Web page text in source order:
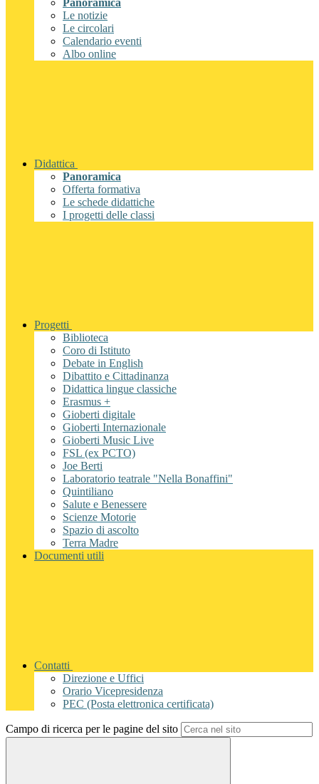
Panoramica
Le notizie
Le circolari
Calendario eventi
Albo online
Didattica
Panoramica
Offerta formativa
Le schede didattiche
I progetti delle classi
Progetti
Biblioteca
Coro di Istituto
Debate in English
Dibattito e Cittadinanza
Didattica lingue classiche
Erasmus +
Gioberti digitale
Gioberti Internazionale
Gioberti Music Live
FSL (ex PCTO)
Joe Berti
Laboratorio teatrale "Nella Bonaffini"
Quintiliano
Salute e Benessere
Scienze Motorie
Spazio di ascolto
Terra Madre
Documenti utili
Contatti
Direzione e Uffici
Orario Vicepresidenza
PEC (Posta elettronica certificata)
Campo di ricerca per le pagine del sito